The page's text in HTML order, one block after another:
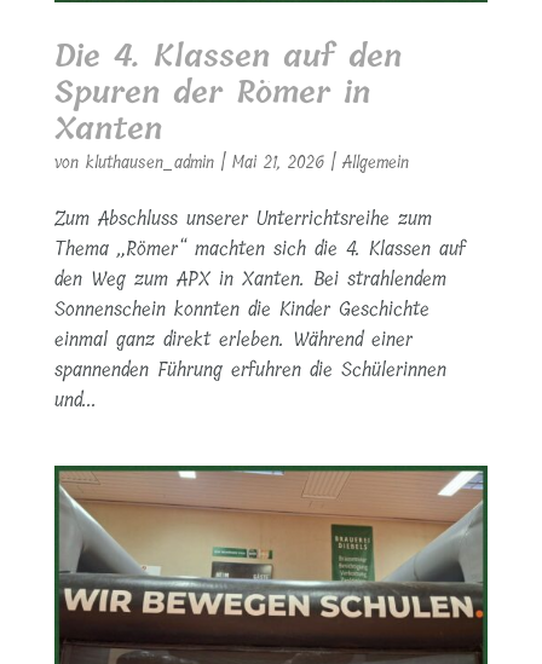
Die 4. Klassen auf den
Spuren der Römer in
Xanten
von kluthausen_admin| Mai 21, 2026| Allgemein
Zum Abschluss unserer Unterrichtsreihe zum
Thema „Römer“ machten sich die 4. Klassen auf
den Weg zum APX in Xanten. Bei strahlendem
Sonnenschein konnten die Kinder Geschichte
einmal ganz direkt erleben. Während einer
spannenden Führung erfuhren die Schülerinnen
und...